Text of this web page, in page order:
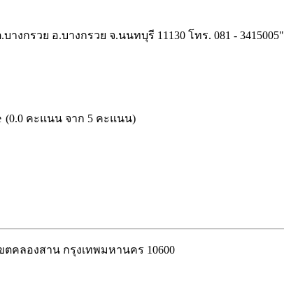
กรวย อ.บางกรวย จ.นนทบุรี 11130 โทร. 081 - 3415005"
(0.0 คะแนน จาก 5 คะแนน)
ตคลองสาน กรุงเทพมหานคร 10600